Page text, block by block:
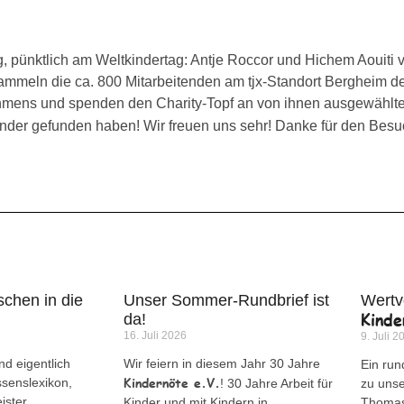
pünktlich am Weltkindertag: Antje Roccor und Hichem Aouiti
die ca. 800 Mitarbeitenden am tjx-Standort Bergheim
und spenden den Charity-Topf an von ihnen
gefunden haben! Wir freuen uns sehr! Danke für den
in die
eigentlich
Unser Sommer-Rundbrief ist
da!
16. Juli 2026
Wir feiern in diesem Jahr 30 Jahre
Kindernöte e.V.! 30 Jahre Arbeit für
9. Juli
Ein
zu